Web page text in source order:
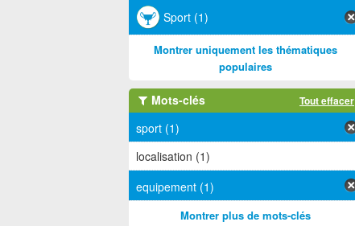
Sport (1)
Montrer uniquement les thématiques
populaires
Mots-clés Tout effacer
sport (1)
localisation (1)
equipement (1)
Montrer plus de mots-clés